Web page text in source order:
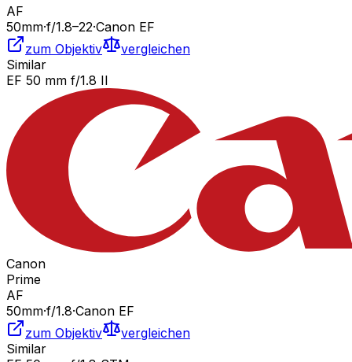
AF
50mm·f/1.8–22·Canon EF
zum Objektiv
vergleichen
Similar
EF 50 mm f/1.8 II
Canon
Prime
AF
50mm·f/1.8·Canon EF
zum Objektiv
vergleichen
Similar